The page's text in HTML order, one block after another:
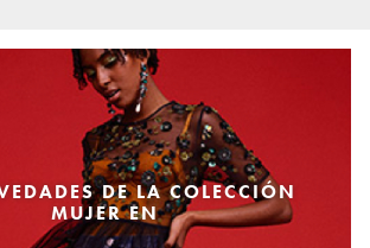
DE LA COLECCIÓN
MUJER EN